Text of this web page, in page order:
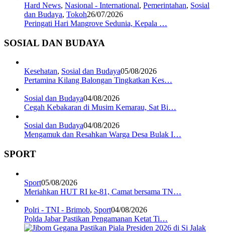
Hard News, Nasional - International, Pemerintahan, Sosial
dan Budaya, Tokoh26/07/2026
Peringati Hari Mangrove Sedunia, Kepala …
SOSIAL DAN BUDAYA
Kesehatan, Sosial dan Budaya05/08/2026
Pertamina Kilang Balongan Tingkatkan Kes…
Sosial dan Budaya04/08/2026
Cegah Kebakaran di Musim Kemarau, Sat Bi…
Sosial dan Budaya04/08/2026
Mengamuk dan Resahkan Warga Desa Bulak I…
SPORT
Sport05/08/2026
Meriahkan HUT RI ke-81, Camat bersama TN…
Polri - TNI - Brimob, Sport04/08/2026
Polda Jabar Pastikan Pengamanan Ketat Ti…